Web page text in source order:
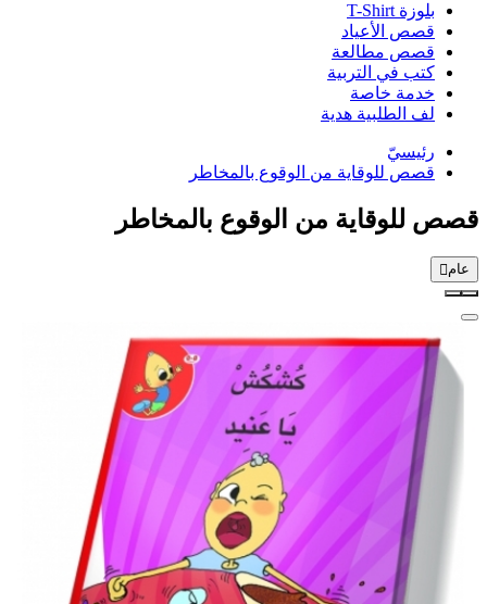
بلوزة T-Shirt
قصص الأعياد
قصص مطالعة
كتب في التربية
خدمة خاصة
لف الطلبية هدية
رئيسيّ
قصص للوقاية من الوقوع بالمخاطر
قصص للوقاية من الوقوع بالمخاطر
عام